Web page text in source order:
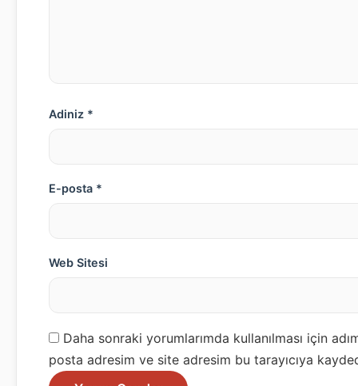
Adiniz *
E-posta *
Web Sitesi
Daha sonraki yorumlarımda kullanılması için
posta adresim ve site adresim bu tarayıcıya